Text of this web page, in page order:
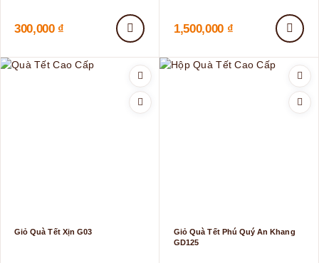
300,000 ₫ 1,500,000 ₫
Giỏ Quà Tết Xịn G03
Giỏ Quà Tết Phú Quý An Khang
GD125